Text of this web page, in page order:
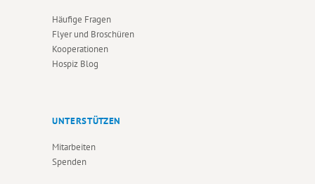
Häufige Fragen
Flyer und Broschüren
Kooperationen
Hospiz Blog
UNTERSTÜTZEN
Mitarbeiten
Spenden